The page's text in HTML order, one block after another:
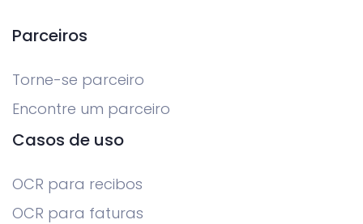
Parceiros
Torne-se parceiro
Encontre um parceiro
Casos de uso
OCR para recibos
OCR para faturas